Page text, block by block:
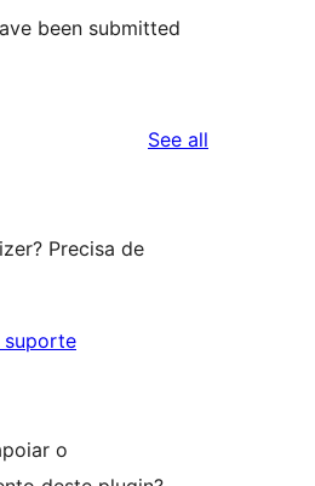
been submitted
See all
Precisa de
suporte
o